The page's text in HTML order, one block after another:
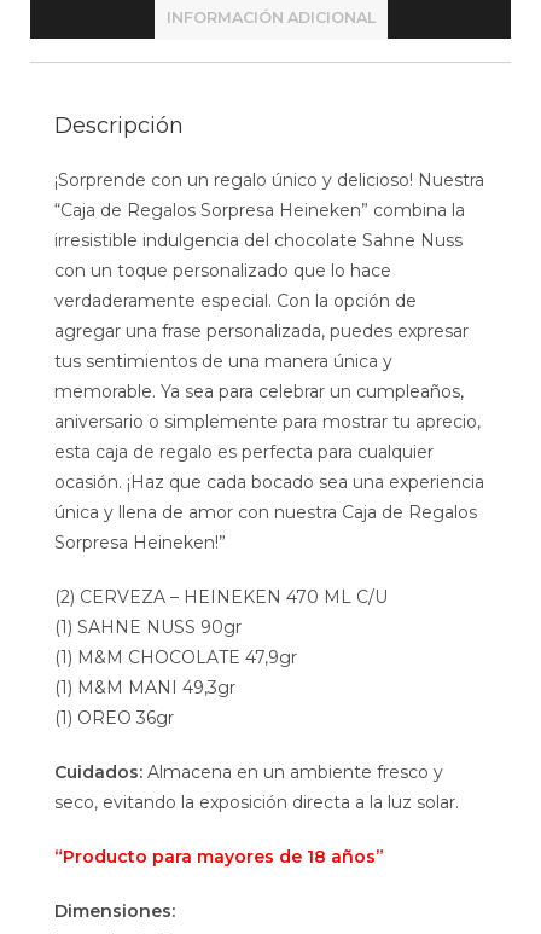
INFORMACIÓN ADICIONAL
Descripción
¡Sorprende con un regalo único y delicioso! Nuestra
“Caja de Regalos Sorpresa Heineken” combina la
irresistible indulgencia del chocolate Sahne Nuss
con un toque personalizado que lo hace
verdaderamente especial. Con la opción de
agregar una frase personalizada, puedes expresar
tus sentimientos de una manera única y
memorable. Ya sea para celebrar un cumpleaños,
aniversario o simplemente para mostrar tu aprecio,
esta caja de regalo es perfecta para cualquier
ocasión. ¡Haz que cada bocado sea una experiencia
única y llena de amor con nuestra Caja de Regalos
Sorpresa Heineken!”
(2) CERVEZA – HEINEKEN 470 ML C/U
(1) SAHNE NUSS 90gr
(1) M&M CHOCOLATE 47,9gr
(1) M&M MANI 49,3gr
(1) OREO 36gr
Cuidados: Almacena en un ambiente fresco y
seco, evitando la exposición directa a la luz solar.
“Producto para mayores de 18 años”
Dimensiones: